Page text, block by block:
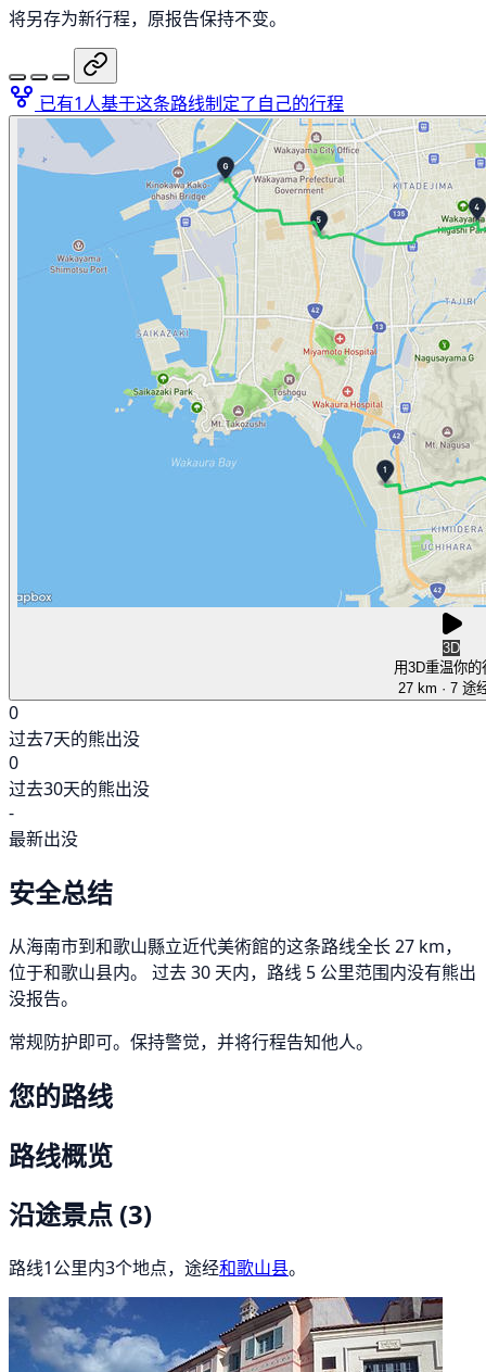
将另存为新行程，原报告保持不变。
已有1人基于这条路线制定了自己的行程
3D
用3D重温你的
27 km · 7 途
0
过去7天的熊出没
0
过去30天的熊出没
-
最新出没
安全总结
从海南市到和歌山縣立近代美術館的这条路线全长 27 km，
位于和歌山县内。 过去 30 天内，路线 5 公里范围内没有熊出
没报告。
常规防护即可。保持警觉，并将行程告知他人。
您的路线
路线概览
沿途景点 (3)
路线1公里内3个地点，途经和歌山县。